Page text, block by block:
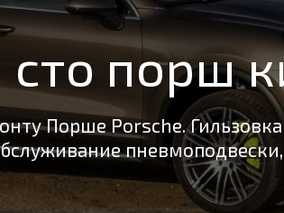
сто порш
Порше Porsche.